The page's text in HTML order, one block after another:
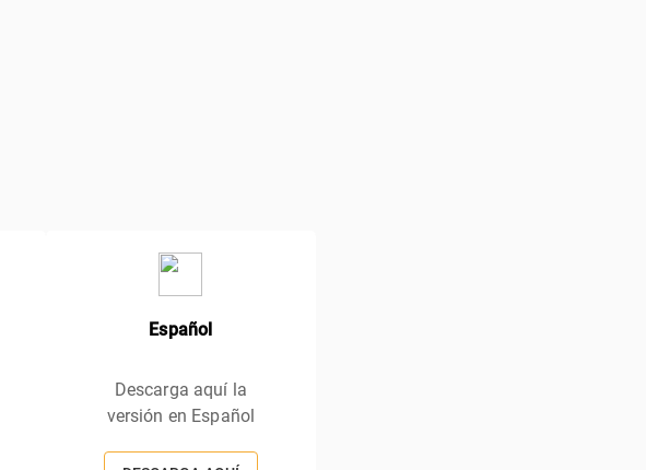
Español
Descarga aquí la
versión en Español